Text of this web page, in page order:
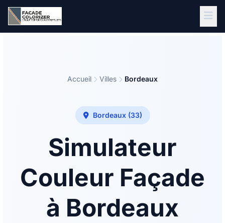
Aller au contenu principal
Accueil Villes Bordeaux
Bordeaux (33)
Simulateur
Couleur Façade
à Bordeaux